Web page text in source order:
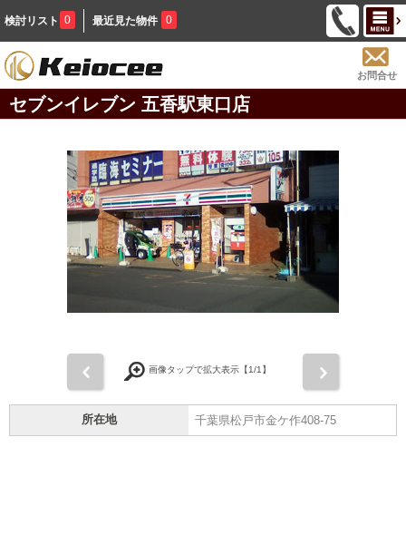
検討リスト 0 最近見た物件 0
お問合せ
セブンイレブン 五香駅東口店
画像タップで拡大表示【1/1】
所在地 千葉県松戸市金ケ作408-75